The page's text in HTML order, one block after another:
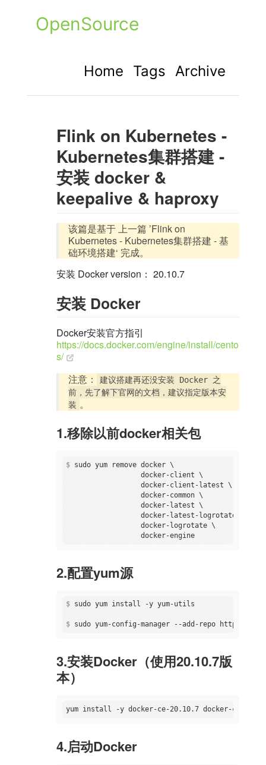
OpenSource
Home Tags Archive
Flink on Kubernetes -
Kubernetes集群搭建 -
安装 docker &
keepalive & haproxy
该篇是基于 上一篇 ’Flink on
Kubernetes - Kubernetes集群搭建 - 基
础环境搭建‘ 完成。
安装 Docker version： 20.10.7
安装 Docker
Docker安装官方指引
https://docs.docker.com/engine/install/cento
s/
注意：
建议搭建再还没安装 Docker 之
前，先了解下官网的文档，建议指定版本安
装 。
1.移除以前docker相关包
$ sudo yum remove docker \
                  docker-client \
                  docker-client-latest \
                  docker-common \
                  docker-latest \
                  docker-latest-logrotate \
                  docker-logrotate \
                  docker-engine
2.配置yum源
$ sudo yum install -y yum-utils
$ sudo yum-config-manager --add-repo https://
3.安装Docker（使用20.10.7版
本）
4.启动Docker